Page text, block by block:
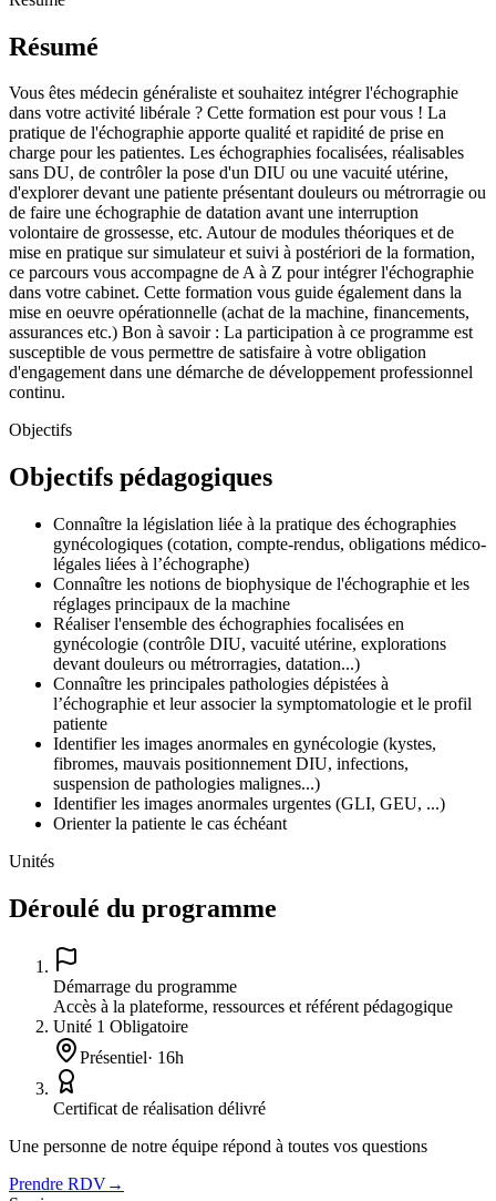
Résumé
Vous êtes médecin généraliste et souhaitez intégrer l'échographie
dans votre activité libérale ? Cette formation est pour vous ! La
pratique de l'échographie apporte qualité et rapidité de prise en
charge pour les patientes. Les échographies focalisées, réalisables
sans DU, de contrôler la pose d'un DIU ou une vacuité utérine,
d'explorer devant une patiente présentant douleurs ou métrorragie ou
de faire une échographie de datation avant une interruption
volontaire de grossesse, etc. Autour de modules théoriques et de
mise en pratique sur simulateur et suivi à postériori de la formation,
ce parcours vous accompagne de A à Z pour intégrer l'échographie
dans votre cabinet. Cette formation vous guide également dans la
mise en oeuvre opérationnelle (achat de la machine, financements,
assurances etc.) Bon à savoir : La participation à ce programme est
susceptible de vous permettre de satisfaire à votre obligation
d'engagement dans une démarche de développement professionnel
continu.
Objectifs
Objectifs pédagogiques
Connaître la législation liée à la pratique des échographies
gynécologiques (cotation, compte-rendus, obligations médico-
légales liées à l’échographe)
Connaître les notions de biophysique de l'échographie et les
réglages principaux de la machine
Réaliser l'ensemble des échographies focalisées en
gynécologie (contrôle DIU, vacuité utérine, explorations
devant douleurs ou métrorragies, datation...)
Connaître les principales pathologies dépistées à
l’échographie et leur associer la symptomatologie et le profil
patiente
Identifier les images anormales en gynécologie (kystes,
fibromes, mauvais positionnement DIU, infections,
suspension de pathologies malignes...)
Identifier les images anormales urgentes (GLI, GEU, ...)
Orienter la patiente le cas échéant
Unités
Déroulé du programme
Démarrage du programme
Accès à la plateforme, ressources et référent pédagogique
Unité 1 Obligatoire
Présentiel· 16h
Certificat de réalisation délivré
Une personne de notre équipe répond à toutes vos questions
Prendre RDV→